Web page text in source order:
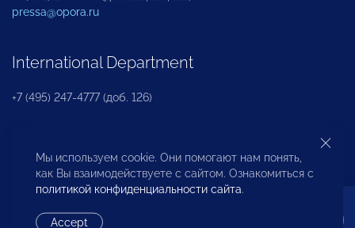
pressa@opora.ru
International Department
+7 (495) 247-4777 (доб. 126)
Business and Investment Rights Protection
Department
Мы используем cookie. Они помогают нам понять,
как Вы взаимодействуете с сайтом. Ознакомиться с
политикой конфиденциальности сайта.
Accept